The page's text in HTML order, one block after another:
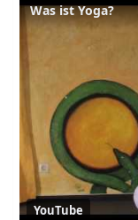
Was ist Yoga?
YouTube